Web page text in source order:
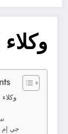
جي إم